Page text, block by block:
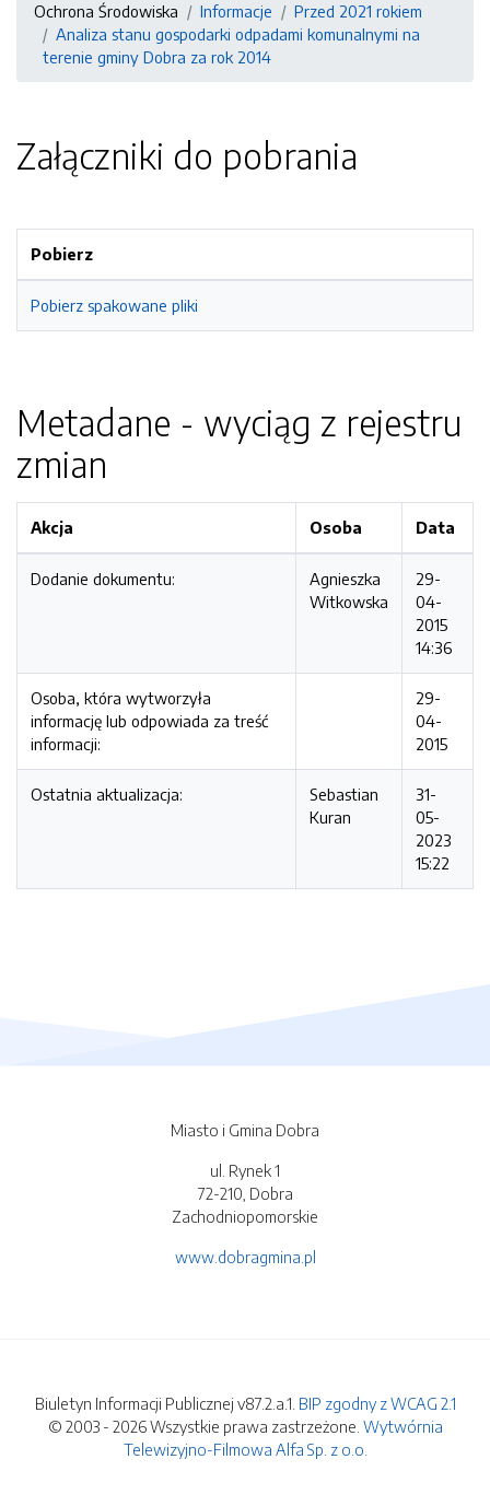
Ochrona Środowiska Informacje
Przed 2021 rokiem
Analiza stanu gospodarki odpadami komunalnymi na
terenie gminy Dobra za rok 2014
Załączniki do pobrania
Pobierz
Pobierz spakowane pliki
Metadane - wyciąg z rejestru
zmian
Akcja Osoba Data
Dodanie dokumentu:
Agnieszka
Witkowska
29-
04-
2015
14:36
Osoba, która wytworzyła
informację lub odpowiada za treść
informacji:
29-
04-
2015
Ostatnia aktualizacja:
Sebastian
Kuran
31-
05-
2023
15:22
Miasto i Gmina Dobra
ul. Rynek 1
72-210, Dobra
Zachodniopomorskie
www.dobragmina.pl
Biuletyn Informacji Publicznej v87.2.a.1. BIP zgodny z WCAG 2.1
© 2003 - 2026 Wszystkie prawa zastrzeżone. Wytwórnia
Telewizyjno-Filmowa Alfa Sp. z o.o.